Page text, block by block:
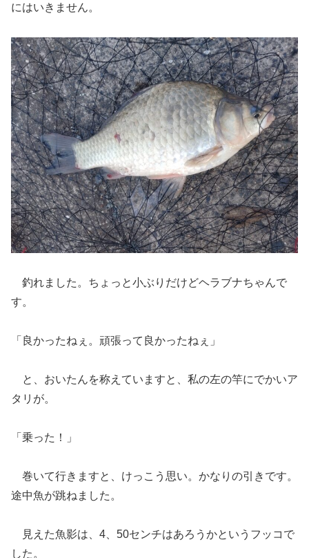
にはいきません。
釣れました。ちょっと小ぶりだけどヘラブナちゃんで
す。
「良かったねぇ。頑張って良かったねぇ」
と、おいたんを称えていますと、私の左の竿にでかいア
タリが。
「乗った！」
巻いて行きますと、けっこう思い。かなりの引きです。
途中魚が跳ねました。
見えた魚影は、4、50センチはあろうかというフッコで
した。